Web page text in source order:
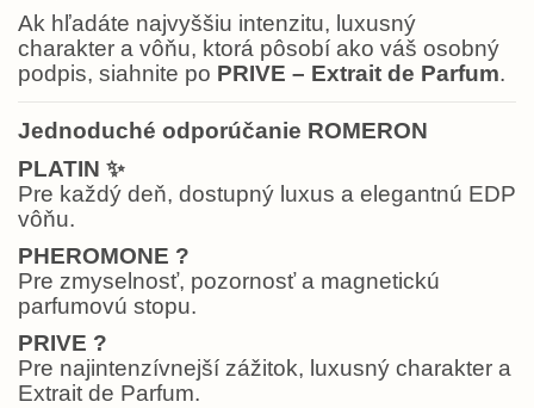
Ak hľadáte najvyššiu intenzitu, luxusný
charakter a vôňu, ktorá pôsobí ako váš osobný
podpis, siahnite po PRIVE – Extrait de Parfum.
Jednoduché odporúčanie ROMERON
PLATIN ✨
Pre každý deň, dostupný luxus a elegantnú EDP
vôňu.
PHEROMONE ?
Pre zmyselnosť, pozornosť a magnetickú
parfumovú stopu.
PRIVE ?
Pre najintenzívnejší zážitok, luxusný charakter a
Extrait de Parfum.